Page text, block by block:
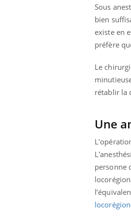
Sous
bien
existe en
préfère
Le
rétablir la
Une
personne
Eczéma
expliquer ma
Il y a des sujets qui
d'autres non ! D'un
questions sur la